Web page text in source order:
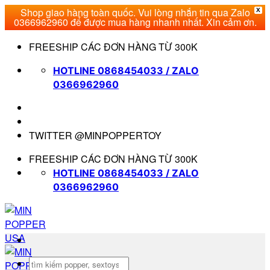
X
Shop giao hàng toàn quốc. Vui lòng nhắn tin qua Zalo
0366962960 để được mua hàng nhanh nhất. Xin cảm ơn.
qua
FREESHIP CÁC ĐƠN HÀNG TỪ 300K
HOTLINE 0868454033 / ZALO
0366962960
TWITTER @MINPOPPERTOY
FREESHIP CÁC ĐƠN HÀNG TỪ 300K
HOTLINE 0868454033 / ZALO
0366962960
Tìm